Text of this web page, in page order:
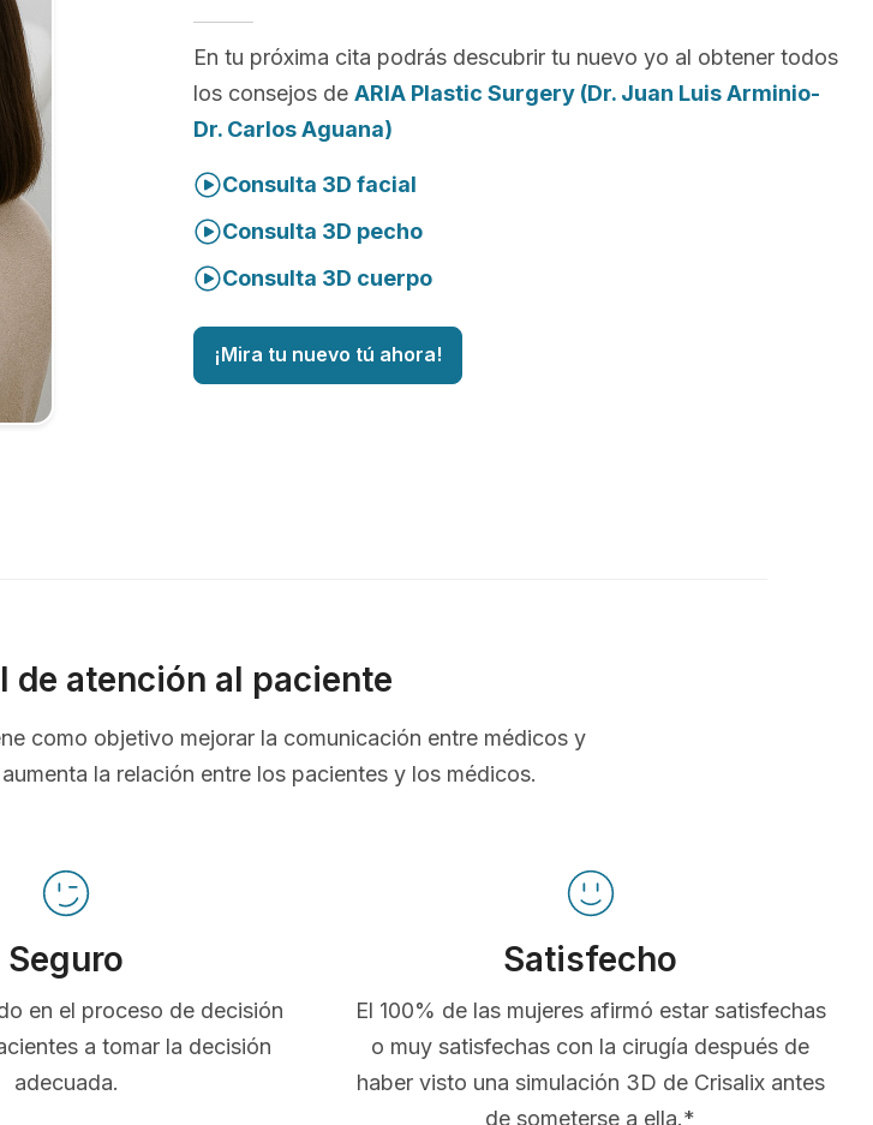
En tu próxima cita podrás descubrir tu nuevo yo al obtener todos
los consejos de ARIA Plastic Surgery (Dr. Juan Luis Arminio-
Dr. Carlos Aguana)
Consulta 3D facial
Consulta 3D pecho
Consulta 3D cuerpo
¡Mira tu nuevo tú ahora!
de atención al paciente
como objetivo mejorar la comunicación entre médicos y
la relación entre los pacientes y los médicos.
Seguro
en el proceso de decisión
a tomar la decisión
adecuada.
Satisfecho
El 100% de las mujeres afirmó estar satisfechas
o muy satisfechas con la cirugía después de
haber visto una simulación 3D de Crisalix antes
de someterse a ella.*